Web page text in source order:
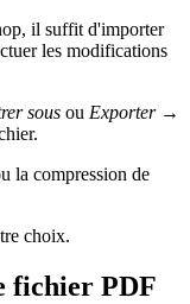
il suffit d'importer
les modifications
sous ou Exporter →
la compression de
choix.
fichier PDF